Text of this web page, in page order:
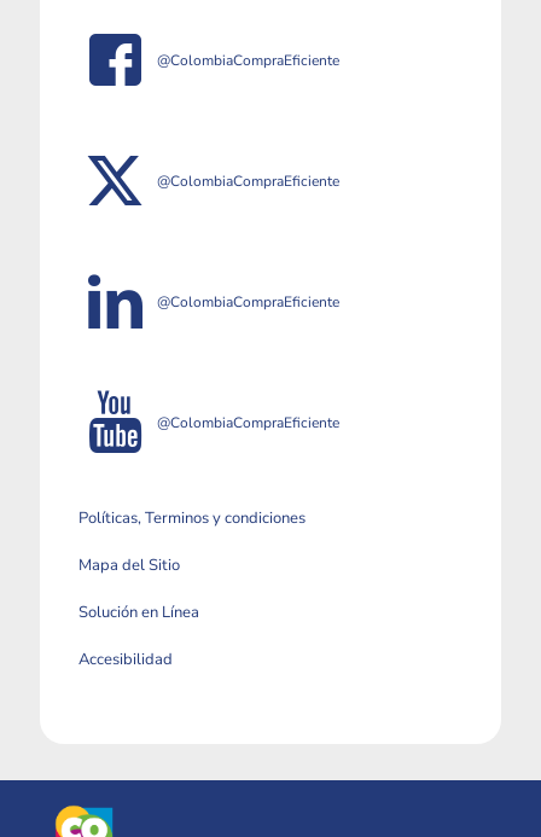
@ColombiaCompraEficiente
@ColombiaCompraEficiente
@ColombiaCompraEficiente
@ColombiaCompraEficiente
Políticas, Terminos y condiciones
Mapa del Sitio
Solución en Línea
Accesibilidad